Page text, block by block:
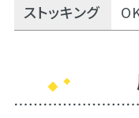
ストッキング